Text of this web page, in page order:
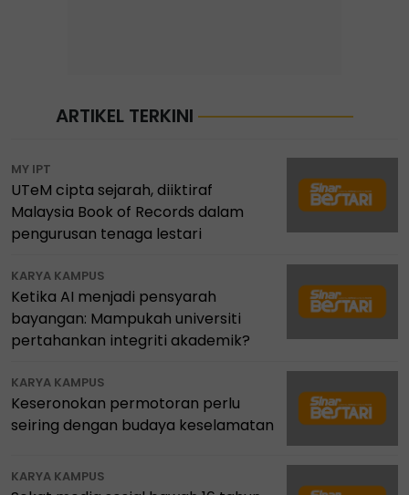
ARTIKEL TERKINI
MY IPT
UTeM cipta sejarah, diiktiraf
Malaysia Book of Records dalam
pengurusan tenaga lestari
KARYA KAMPUS
Ketika AI menjadi pensyarah
bayangan: Mampukah universiti
pertahankan integriti akademik?
KARYA KAMPUS
Keseronokan permotoran perlu
seiring dengan budaya keselamatan
KARYA KAMPUS